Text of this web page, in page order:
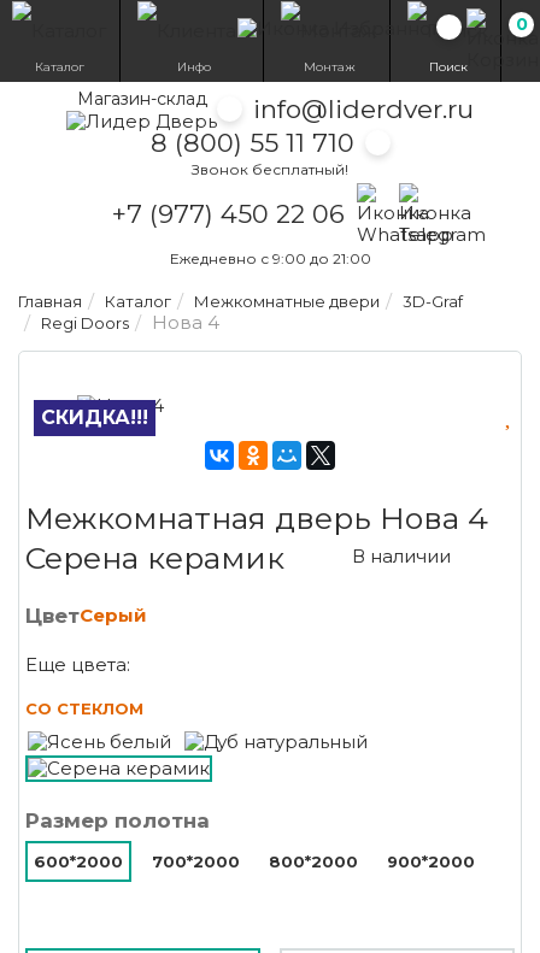
Магазин-склад
info@liderdver.ru
8 (800) 55 11 710
Звонок бесплатный!
+7 (977) 450 22 06
Написать на
Написать на
Ежедневно с 9:00 до 21:00
0
Каталог Инфо Монтаж Поиск
Главная Каталог Межкомнатные двери
3D-Graf
Regi Doors
Нова 4
СКИДКА!!!
Межкомнатная дверь Нова 4
Серена керамик
В наличии
ЦветСерый
Еще цвета:
СО СТЕКЛОМ
Размер полотна
600*2000 700*2000 800*2000 900*2000